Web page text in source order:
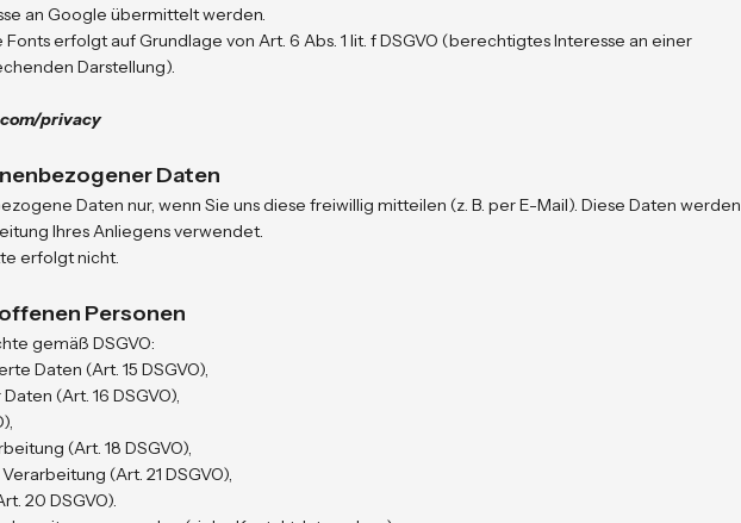
an Google übermittelt werden.
erfolgt auf Grundlage von Art. 6 Abs. 1 lit. f DSGVO (berechtigtes Interesse an einer
Darstellung).
privacy
Daten
Daten nur, wenn Sie uns diese freiwillig mitteilen (z. B. per E-Mail). Diese Daten werden
Ihres Anliegens verwendet.
erfolgt nicht.
Personen
gemäß DSGVO:
Daten (Art. 15 DSGVO),
(Art. 16 DSGVO),
(Art. 18 DSGVO),
(Art. 21 DSGVO),
20 DSGVO).